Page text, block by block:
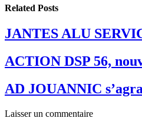
Related Posts
JANTES ALU
ACTION DSP 56,
AD JOUANNIC
Laisser un commentaire